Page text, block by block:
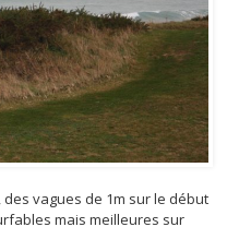
vagues de 1m sur le début
mais meilleures sur